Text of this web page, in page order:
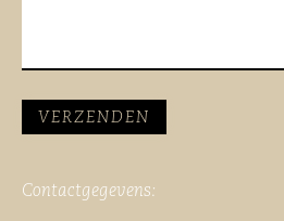
Contactgegevens: